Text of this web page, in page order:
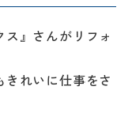
』さんがリフォ
れいに仕事をさ